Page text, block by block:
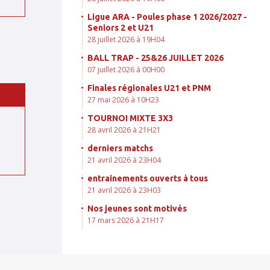
Ligue ARA - Poules phase 1 2026/2027 -
Seniors 2 et U21
28 juillet 2026 à 19H04
BALL TRAP - 25&26 JUILLET 2026
07 juillet 2026 à 00H00
Finales régionales U21 et PNM
27 mai 2026 à 10H23
TOURNOI MIXTE 3X3
28 avril 2026 à 21H21
derniers matchs
21 avril 2026 à 23H04
entrainements ouverts à tous
21 avril 2026 à 23H03
Nos jeunes sont motivés
17 mars 2026 à 21H17